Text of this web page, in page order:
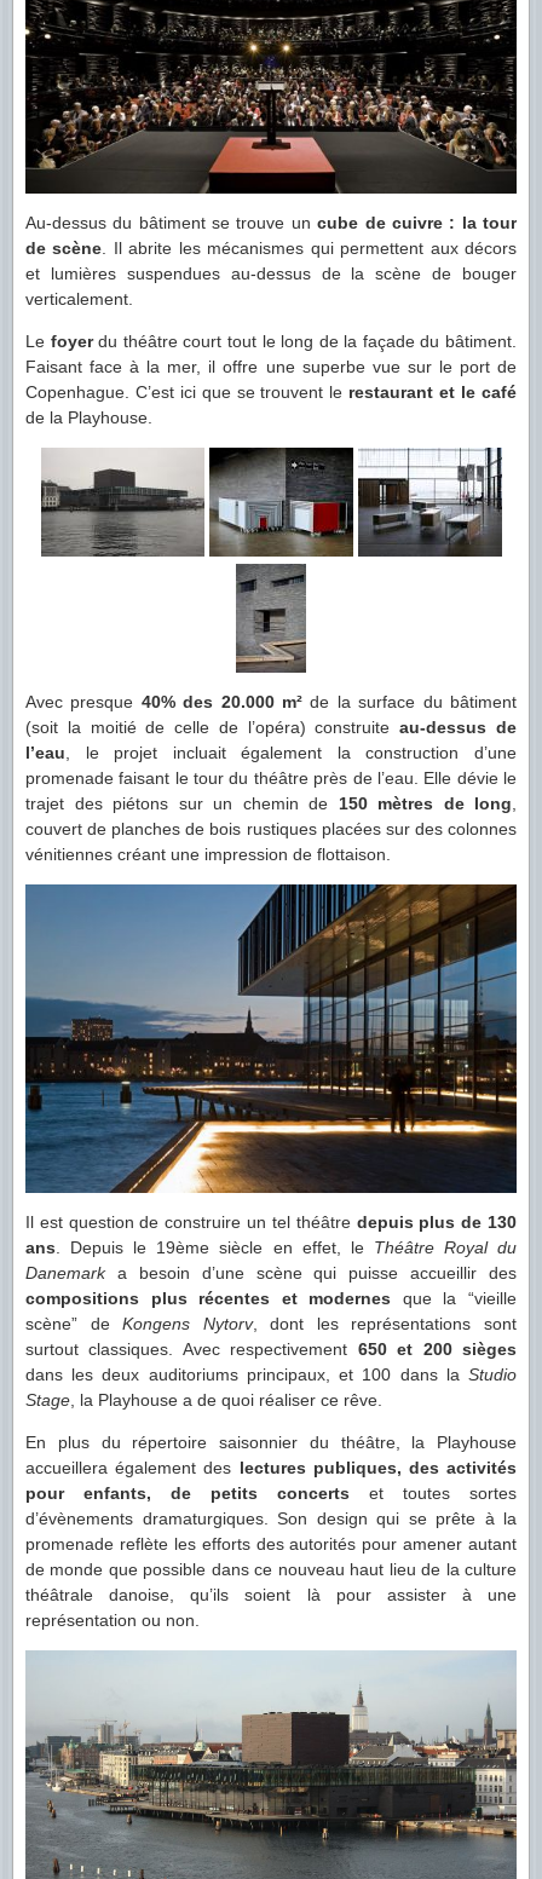
Au-dessus du bâtiment se trouve uncube de cuivre : la tour
de scène . Il abrite les mécanismes qui permettent aux décors
et lumières suspendues au-dessus de la scène de bouger
verticalement.
Le foyerdu théâtre court tout le long de la façade du bâtiment.
Faisant face à la mer, il offre une superbe vue sur le port de
Copenhague. C’est ici que se trouvent le restaurant et le café
de la Playhouse.
Avec presque 40% des 20.000 m² de la surface du bâtiment
(soit la moitié de celle de l’opéra) construiteau-dessus de
l’eau , le projet incluait également la construction d’une
promenade faisant le tour du théâtre près de l’eau. Elle dévie le
trajet des piétons sur un chemin de 150 mètres de long
couvert de planches de bois rustiques placées sur des colonnes
vénitiennes créant une impression de flottaison.
Il est question de construire un tel théâtre depuis plus de 130
ans . Depuis le 19ème siècle en effet, le Théâtre Royal du
Danemarka besoin d’une scène qui puisse accueillir des
compositions plus récentes et modernes que la “vieille
scène” deKongens Nytorv, dont les représentations sont
surtout classiques. Avec respectivement 650 et 200 sièges
dans les deux auditoriums principaux, et 100 dans la Studio
Stage , la Playhouse a de quoi réaliser ce rêve.
En plus du répertoire saisonnier du théâtre, la Playhouse
accueillera également des lectures publiques, des activités
pour enfants, de petits concerts et toutes sortes
d’évènements dramaturgiques. Son design qui se prête à la
promenade reflète les efforts des autorités pour amener autant
de monde que possible dans ce nouveau haut lieu de la culture
théâtrale danoise, qu’ils soient là pour assister à une
représentation ou non.